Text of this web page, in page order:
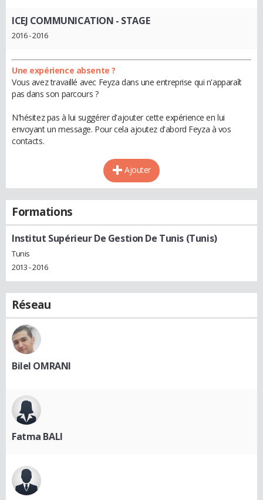
ICEJ COMMUNICATION - STAGE
2016 - 2016
Une expérience absente ?
Vous avez travaillé avec Feyza dans une entreprise qui n'apparaît
pas dans son parcours ?
N'hésitez pas à lui suggérer d'ajouter cette expérience en lui
envoyant un message. Pour cela ajoutez d'abord Feyza à vos
contacts.
Ajouter
Formations
Institut Supérieur De Gestion De Tunis (Tunis)
Tunis
2013 - 2016
Réseau
Bilel OMRANI
Fatma BALI